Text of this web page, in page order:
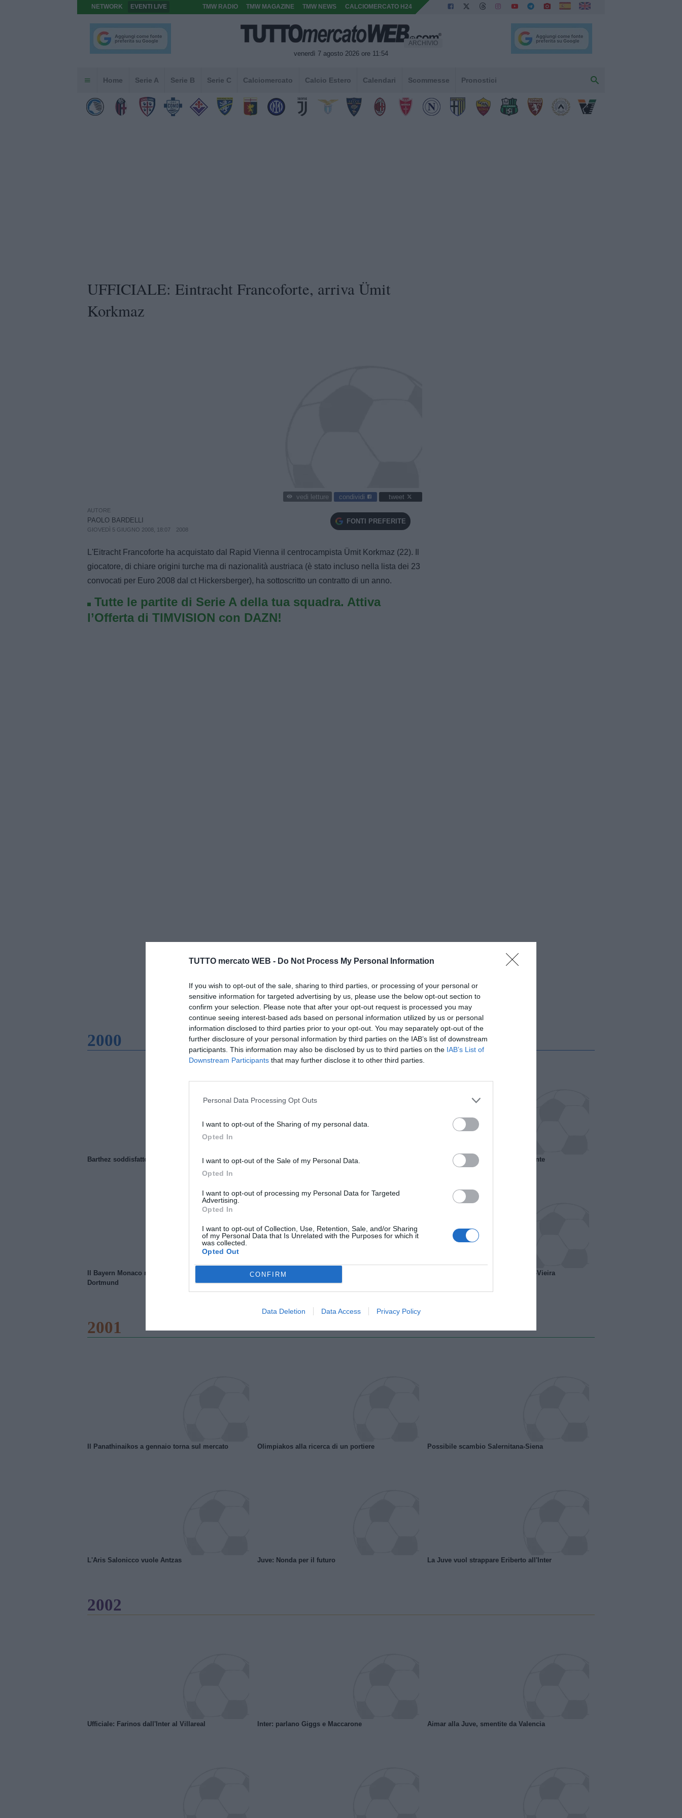
TUTTO mercato WEB - Do Not Process My Personal Information
If you wish to opt-out of the sale, sharing to third parties, or processing of your personal or
sensitive information for targeted advertising by us, please use the below opt-out section to
confirm your selection. Please note that after your opt-out request is processed you may
continue seeing interest-based ads based on personal information utilized by us or personal
information disclosed to third parties prior to your opt-out. You may separately opt-out of the
further disclosure of your personal information by third parties on the IAB’s list of downstream
participants. This information may also be disclosed by us to third parties on the IAB’s List of
Downstream Participants that may further disclose it to other third parties.
Personal Data Processing Opt Outs
I want to opt-out of the Sharing of my personal data.
Opted In
I want to opt-out of the Sale of my Personal Data.
Opted In
I want to opt-out of processing my Personal Data for Targeted
Advertising.
Opted In
I want to opt-out of Collection, Use, Retention, Sale, and/or Sharing
of my Personal Data that Is Unrelated with the Purposes for which it
was collected.
Opted Out
CONFIRM
Data Deletion Data Access Privacy Policy
NETWORK EVENTI LIVE TMW RADIO TMW MAGAZINE TMW NEWS CALCIOMERCATO H24
venerdì 7 agosto 2026 ore 11:54
ARCHIVIO
Home Serie A Serie B Serie C Calciomercato Calcio Estero Calendari Scommesse Pronostici
UFFICIALE: Eintracht Francoforte, arriva Ümit
Korkmaz
vedi letture condividi tweet
AUTORE
PAOLO BARDELLI
GIOVEDÌ 5 GIUGNO 2008, 18:07 2008
FONTI PREFERITE
L'Eitracht Francoforte ha acquistato dal Rapid Vienna il centrocampista Ümit Korkmaz (22). Il
giocatore, di chiare origini turche ma di nazionalità austriaca (è stato incluso nella lista dei 23
convocati per Euro 2008 dal ct Hickersberger), ha sottoscritto un contratto di un anno.
Tutte le partite di Serie A della tua squadra. Attiva
l’Offerta di TIMVISION con DAZN!
2000
Barthez soddisfatto del Manchester United Il Rayo Vallecano spinge per Zamorano Francia, il Marsiglia senza presidente
Il Bayern Monaco ridimensiona il Borussia
Dortmund
Wiltord vuole giocare A gennaio ipotesi scambio Davids-Vieira
2001
Il Panathinaikos a gennaio torna sul mercato Olimpiakos alla ricerca di un portiere Possibile scambio Salernitana-Siena
L'Aris Salonicco vuole Antzas Juve: Nonda per il futuro La Juve vuol strappare Eriberto all'Inter
2002
Ufficiale: Farinos dall'Inter al Villareal Inter: parlano Giggs e Maccarone Aimar alla Juve, smentite da Valencia